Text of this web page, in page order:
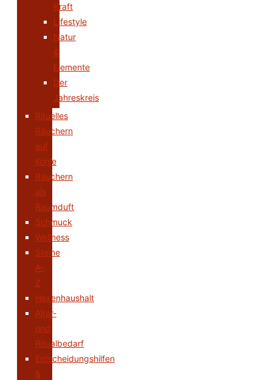
Kraft
Lifestyle
Natur
&
Elemente
Der
Jahreskreis
Rituelles
Räuchern
auf
Kohle
Räuchern
als
Raumduft
Schmuck
Wellness
Steine
A-
Z
Hexenhaushalt
Altar-
und
Ritualbedarf
Entscheidungshilfen
&